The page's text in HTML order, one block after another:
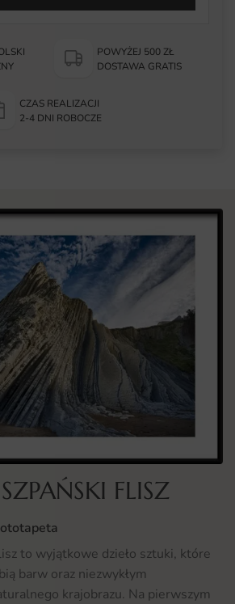
POWYŻEJ 500 ZŁ
DOSTAWA GRATIS
CZAS REALIZACJI
2-4 DNI ROBOCZE
FLISZ
to wyjątkowe dzieło sztuki, które
barw oraz niezwykłym
krajobrazu. Na pierwszym